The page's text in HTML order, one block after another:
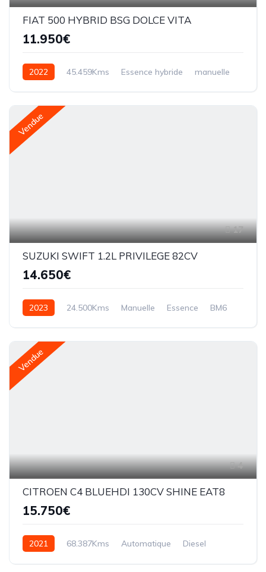
FIAT 500 HYBRID BSG DOLCE VITA
11.950€
2022 45.459Kms Essence hybride manuelle
Vendue
17
SUZUKI SWIFT 1.2L PRIVILEGE 82CV
14.650€
2023 24.500Kms Manuelle Essence BM6
Vendue
4
CITROEN C4 BLUEHDI 130CV SHINE EAT8
15.750€
2021 68.387Kms Automatique
Diesel